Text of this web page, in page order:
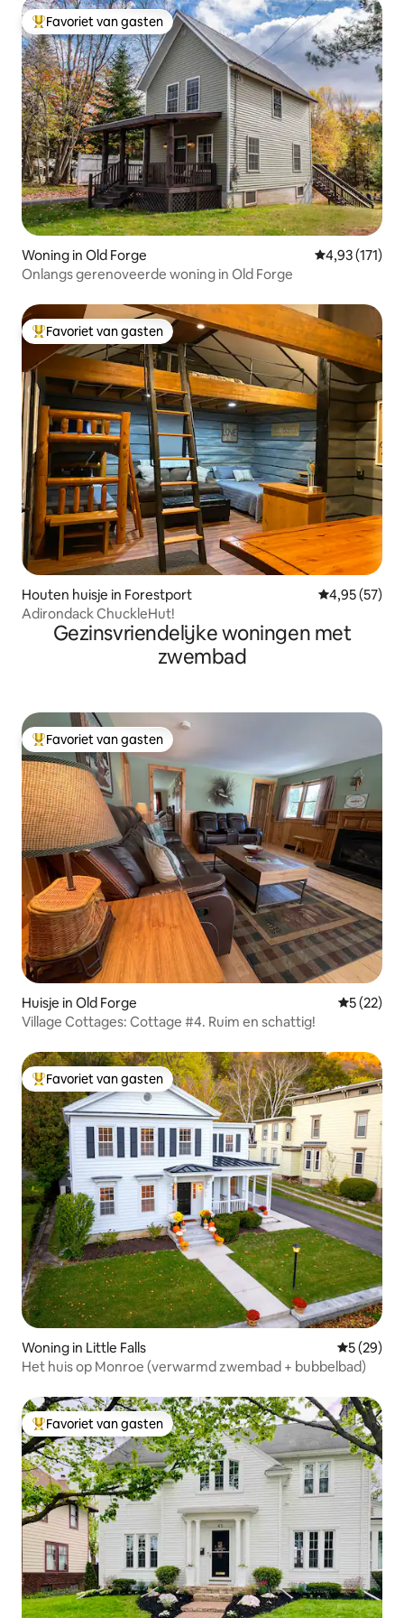
Topfavoriet van gasten
Favoriet van gasten
Woning in Old Forge Gemiddelde
4,93 (171)
Onlangs gerenoveerde woning in Old Forge
Topfavoriet van gasten
Favoriet van gasten
Houten huisje in Forestport Gemiddelde
4,95 (57)
Adirondack ChuckleHut!
Gezinsvriendelijke woningen met
zwembad
Topfavoriet van gasten
Favoriet van gasten
Huisje in Old Forge
5 (22)
Village Cottages: Cottage #4. Ruim en schattig!
Topfavoriet van gasten
Favoriet van gasten
Woning in Little Falls
5 (29)
Het huis op Monroe (verwarmd zwembad + bubbelbad)
Topfavoriet van gasten
Favoriet van gasten